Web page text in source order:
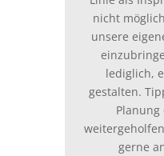
nicht
unsere
lediglich,
gestalten.
gerne